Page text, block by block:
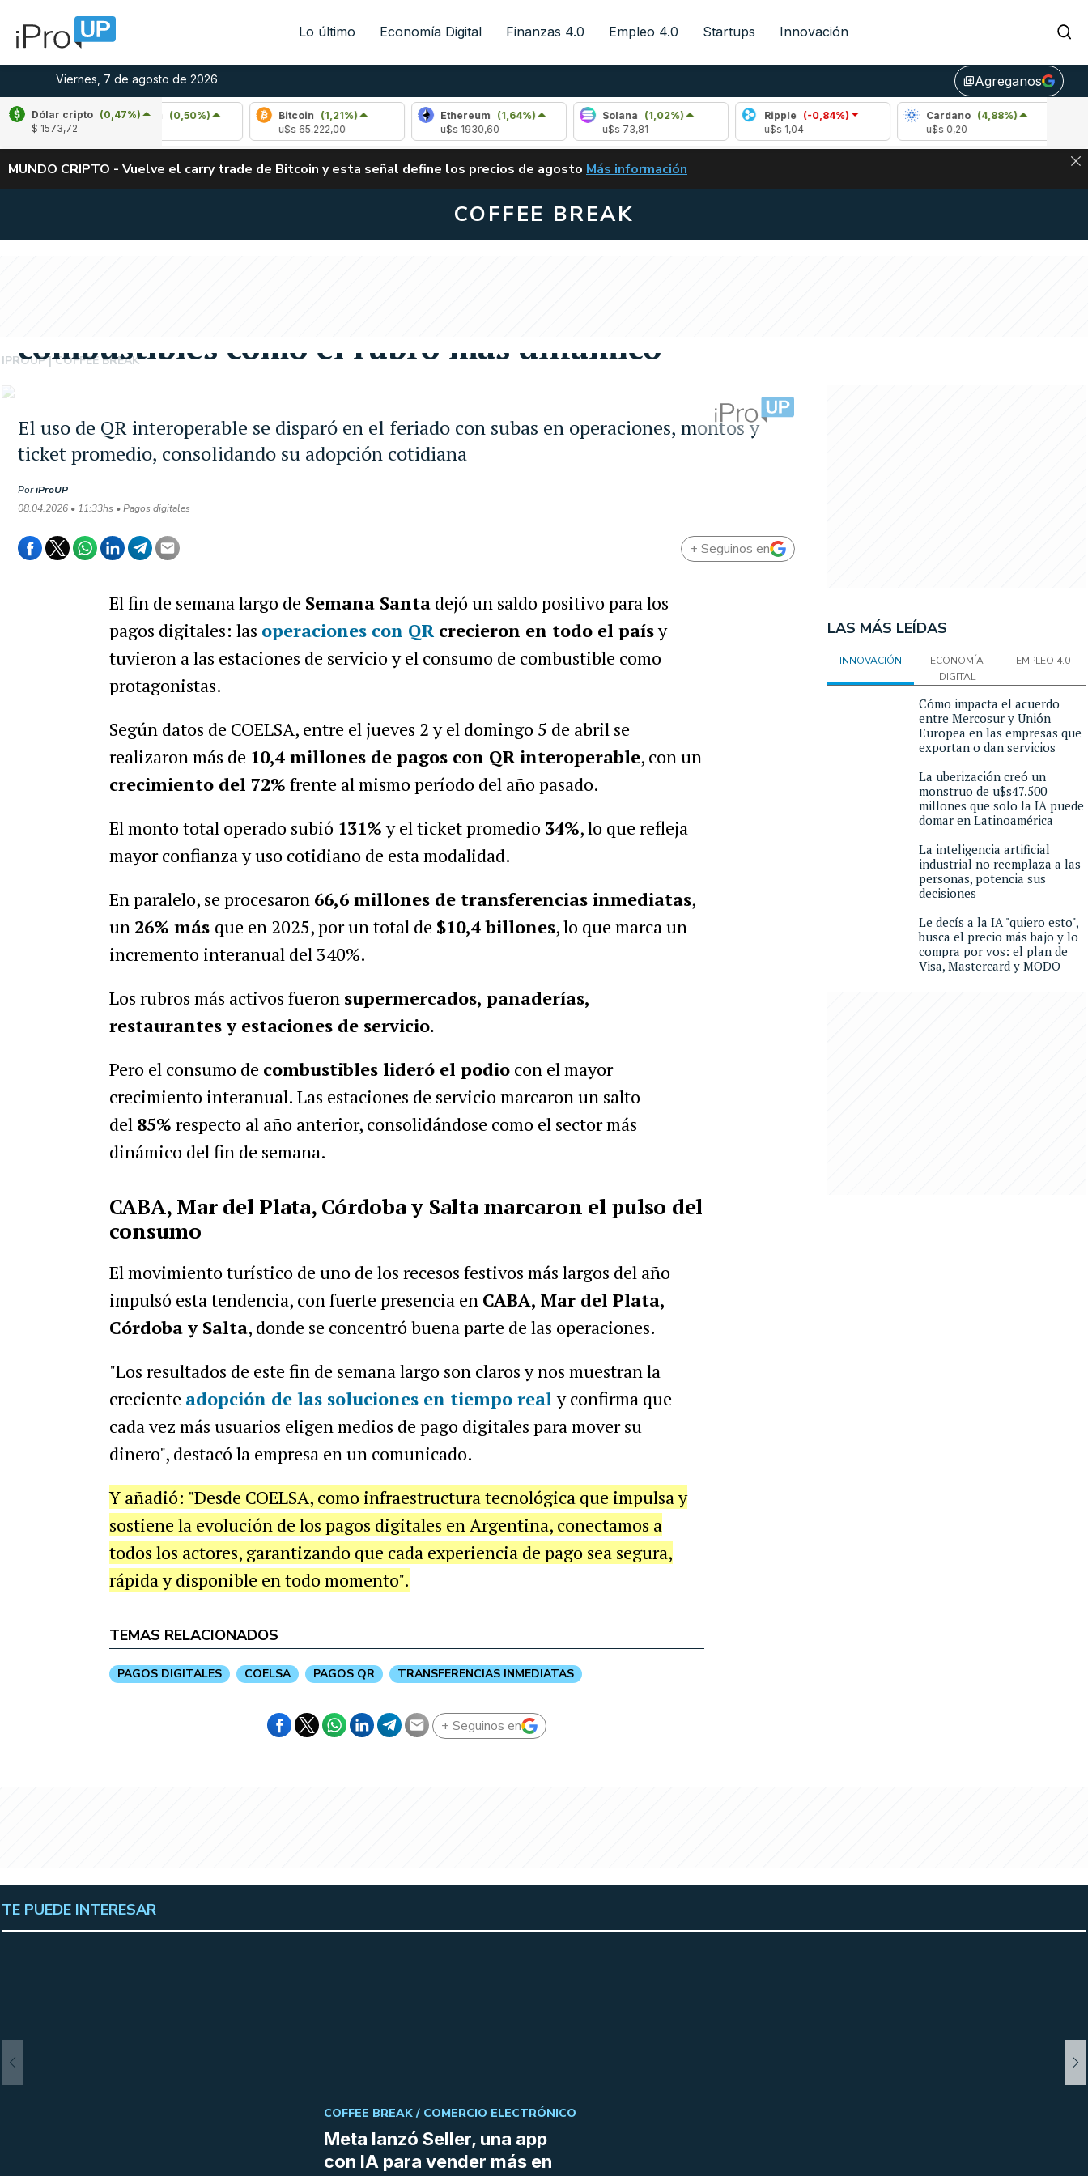
Lo último Economía Digital Finanzas 4.0 Empleo 4.0 Startups Innovación
Viernes, 7 de agosto de 2026 library_addAgreganos
Dólar cripto (0,47%)
$ 1573,72
Arbitrum (0,50%)
Bitcoin
(1,21%)
u$s 65.222,00
Ethereum
(1,64%)
u$s 1930,60
Solana (1,02%)
u$s 73,81
Ripple
(-0,84%)
u$s 1,04
Cardano (4,88%)
u$s 0,20
ALERTA
MUNDO CRIPTO - Vuelve el carry trade de Bitcoin y esta señal define los precios de agosto VUELVE EL CARRY TRADE DE BITCOIN Y ESTA SEÑAL DEFINE LOS PRECIOS DE
Más información
COFFEE BREAK
El uso de QR interoperable se disparó en el feriado con subas en operaciones, montos y
ticket promedio, consolidando su adopción cotidiana
IPROUP COFFEE BREAK
PoriProUP
08.04.2026 • 11:33hs • Pagos digitales
combustibles como el rubro más dinámico
+ Seguinos en
El fin de semana largo de Semana Santadejó un saldo positivo para los
pagos digitales: las operaciones con QRcrecieron en todo el paísy
tuvieron a las estaciones de servicio y el consumo de combustible como
protagonistas.
Según datos de COELSA, entre el jueves 2 y el domingo 5 de abril se
realizaron más de 10,4 millones de pagos con QR interoperable, con un
crecimiento del 72% frente al mismo período del año pasado.
El monto total operado subió 131%y el ticket promedio 34%, lo que refleja
mayor confianza y uso cotidiano de esta modalidad.
En paralelo, se procesaron 66,6 millones de transferencias inmediatas,
un 26% más que en 2025, por un total de $10,4 billones, lo que marca un
incremento interanual del 340%.
Los rubros más activos fueron supermercados, panaderías,
restaurantes y estaciones de servicio.
Pero el consumo de combustibles lideró el podiocon el mayor
crecimiento interanual. Las estaciones de servicio marcaron un salto
del 85% respecto al año anterior, consolidándose como el sector más
dinámico del fin de semana.
CABA, Mar del Plata, Córdoba y Salta marcaron el pulso del
consumo
El movimiento turístico de uno de los recesos festivos más largos del año
impulsó esta tendencia, con fuerte presencia en CABA, Mar del Plata,
Córdoba y Salta, donde se concentró buena parte de las operaciones.
"Los resultados de este fin de semana largo son claros y nos muestran la
creciente adopción de las soluciones en tiempo realy confirma que
cada vez más usuarios eligen medios de pago digitales para mover su
dinero", destacó la empresa en un comunicado.
Y añadió: "Desde COELSA, como infraestructura tecnológica que impulsa y
sostiene la evolución de los pagos digitales en Argentina, conectamos a
todos los actores, garantizando que cada experiencia de pago sea segura,
rápida y disponible en todo momento".
TEMAS RELACIONADOS
PAGOS DIGITALES COELSA PAGOS QR TRANSFERENCIAS INMEDIATAS
+ Seguinos en
LAS MÁS LEÍDAS
INNOVACIÓN
ECONOMÍA
DIGITAL
EMPLEO 4.0
Cómo impacta el acuerdo
entre Mercosur y Unión
Europea en las empresas que
exportan o dan servicios
La uberización creó un
monstruo de u$s47.500
millones que solo la IA puede
domar en Latinoamérica
La inteligencia artificial
industrial no reemplaza a las
personas, potencia sus
decisiones
Le decís a la IA "quiero esto",
busca el precio más bajo y lo
compra por vos: el plan de
Visa, Mastercard y MODO
TE PUEDE INTERESAR
Meta lanzó Seller, una app
con IA para vender más en
COFFEE BREAK / COMERCIO ELECTRÓNICO